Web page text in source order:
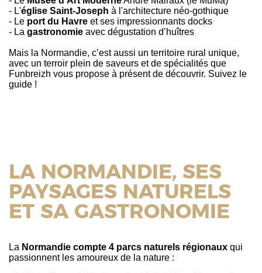
- L'église Saint-Joseph à l'architecture néo-gothique
- Le port du Havre et ses impressionnants docks
- La gastronomie avec dégustation d’huîtres
Mais la Normandie, c’est aussi un territoire rural unique,
avec un terroir plein de saveurs et de spécialités que
Funbreizh vous propose à présent de découvrir. Suivez le
guide !
LA NORMANDIE, SES
PAYSAGES NATURELS
ET SA GASTRONOMIE
La Normandie compte 4 parcs naturels régionaux qui
passionnent les amoureux de la nature :